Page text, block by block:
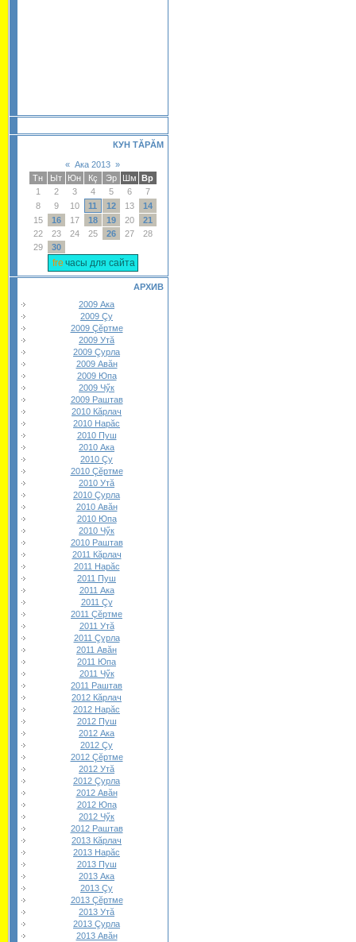
КУН ТĂРĂМ
« Ака 2013 »
Тн
Ыт Юн Кç Эр Шм
Вр
1
2 3 4 5 6
7
8
9 10 11 12 13
14
15
16 17 18 19 20
21
22
23 24 25 26 27
28
29
30
часы для сайта
АРХИВ
2009 Ака
2009 Çу
2009 Çĕртме
2009 Утă
2009 Çурла
2009 Авăн
2009 Юпа
2009 Чӳк
2009 Раштав
2010 Кăрлач
2010 Нарăс
2010 Пуш
2010 Ака
2010 Çу
2010 Çĕртме
2010 Утă
2010 Çурла
2010 Авăн
2010 Юпа
2010 Чӳк
2010 Раштав
2011 Кăрлач
2011 Нарăс
2011 Пуш
2011 Ака
2011 Çу
2011 Çĕртме
2011 Утă
2011 Çурла
2011 Авăн
2011 Юпа
2011 Чӳк
2011 Раштав
2012 Кăрлач
2012 Нарăс
2012 Пуш
2012 Ака
2012 Çу
2012 Çĕртме
2012 Утă
2012 Çурла
2012 Авăн
2012 Юпа
2012 Чӳк
2012 Раштав
2013 Кăрлач
2013 Нарăс
2013 Пуш
2013 Ака
2013 Çу
2013 Çĕртме
2013 Утă
2013 Çурла
2013 Авăн